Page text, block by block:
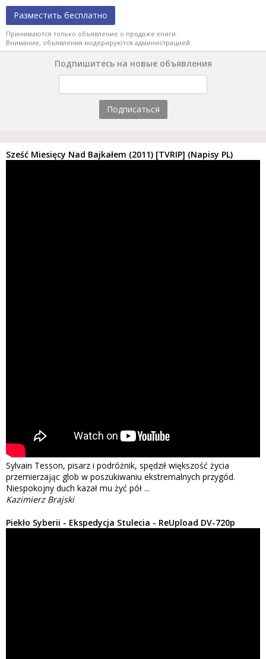
Разместить бесплатно
Принимаются только объявление о продаже книги.
Внимание, объявления модерируются администрацией.
Подпишитесь на новые объявления
Подписаться
Sześć Miesięcy Nad Bajkałem (2011) [TVRIP] (Napisy PL)
Sylvain Tesson, pisarz i podróżnik, spędził większość życia
przemierzając glob w poszukiwaniu ekstremalnych przygód.
Niespokojny duch kazał mu żyć pół ...
Kazimierz Brajski
Piekło Syberii - Ekspedycja Stulecia - ReUpload DV-720p